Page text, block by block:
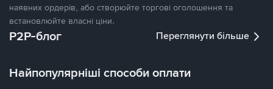
наявних ордерів, або створюйте торгові оголошення та
встановлюйте власні ціни.
P2P-блог Переглянути більше
Найпопулярніші способи оплати